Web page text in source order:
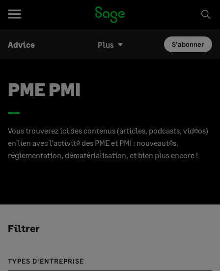
Advice Plus S'abonner
PME PMI
Vous trouverez ici des contenus (articles, podcasts, vidéos)
en lien avec l’activité des PME et PMI : nouveautés,
réglementation, dématérialisation, et bien plus encore !
Filtrer
TYPES D'ENTREPRISE